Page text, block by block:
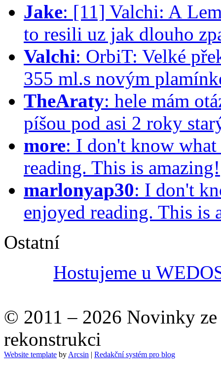
Jake: [11] Valchi: A
to resili uz jak dlouho
Valchi: OrbiT: Velké
355 ml.s novým
TheAraty: hele mám
píšou pod asi 2 roky
more: I don't know what
reading. This is amazing!
marlonyap30: I don't
enjoyed reading. This
Ostatní
Hostujeme u
© 2011 – 2026 Novinky ze
rekonstrukci
Website template by Arcsin | Redakční systém pro blog